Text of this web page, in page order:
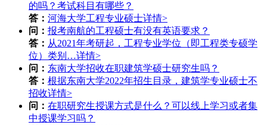
的吗？考试科目有哪些？
答： 河海大学工程专业硕士详情>
问： 报考南航的工程硕士有没有英语要求？
答： 从2021年考研起，工程专业学位（即工程类专硕学
位）类别…详情>
问： 东南大学招收在职建筑学硕士研究生吗？
答： 根据东南大学2022年招生目录，建筑学专业硕士不
招收详情>
问： 在职研究生授课方式是什么？可以线上学习或者集
中授课学习吗？